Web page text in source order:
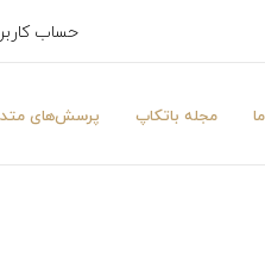
حساب
مجله باتکاپ پرسش‌های